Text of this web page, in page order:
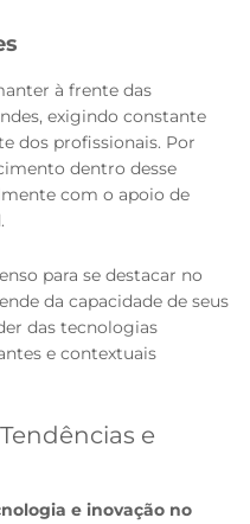
à frente das
exigindo constante
dos profissionais. Por
dentro desse
com o apoio de
para se destacar no
da capacidade de seus
das tecnologias
e contextuais
e
e inovação no